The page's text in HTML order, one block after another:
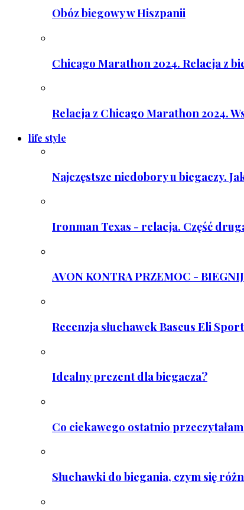
Obóz biegowy w Hiszpanii
Chicago Marathon 2024. Relacja z
Relacja z Chicago Marathon 2024.
life style
Najczęstsze niedobory u biegaczy.
Ironman Texas - relacja. Część
AVON KONTRA PRZEMOC -
Recenzja słuchawek Baseus Eli Sport
Idealny prezent dla biegacza?
Co ciekawego ostatnio
Słuchawki do biegania, czym się